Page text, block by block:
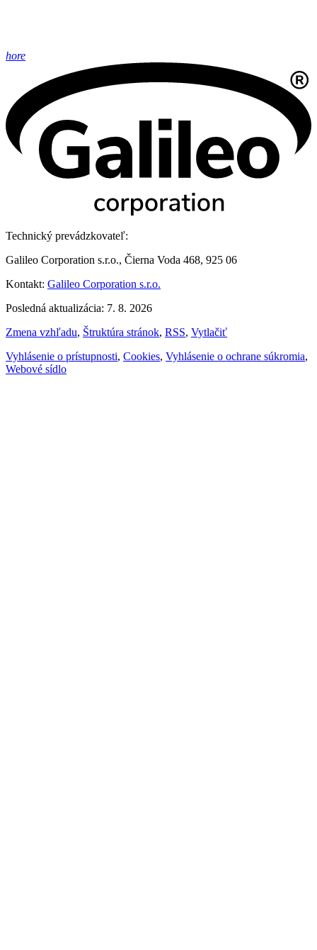
hore
Technický prevádzkovateľ:
Galileo Corporation s.r.o., Čierna Voda 468, 925 06
Kontakt: Galileo Corporation s.r.o.
Posledná aktualizácia: 7. 8. 2026
Zmena vzhľadu, Štruktúra stránok, RSS, Vytlačiť
Vyhlásenie o prístupnosti, Cookies, Vyhlásenie o ochrane súkromia,
Webové sídlo